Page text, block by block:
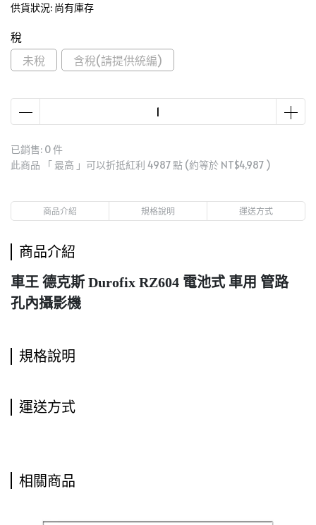
供貨狀況: 尚有庫存
稅
未稅
含稅(請提供統編)
已銷售: 0 件
此商品 「 最高 」可以折抵紅利 4987 點 (約等於 NT$4,987 )
商品介紹 規格說明 運送方式
商品介紹
車王 德克斯 Durofix RZ604 電池式 車用 管路
孔內攝影機
規格說明
運送方式
相關商品